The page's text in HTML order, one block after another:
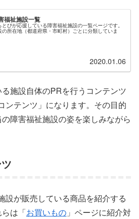
福祉施設一覧
とぴが応援している障害福祉施設の一覧ページです。
の所在地（都道府県・市町村）ごとに分類していま
2020.01.06
施設自体のPRを行うコンテンツ
ンテンツ」になります。その目的
障害福祉施設の姿を楽しみながら
設が販売している商品を紹介する
は「お買いもの 」ページに紹介対